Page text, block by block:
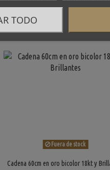
Fuera de stock
Cadena 60cm en oro bicolor 18kt y
TODO